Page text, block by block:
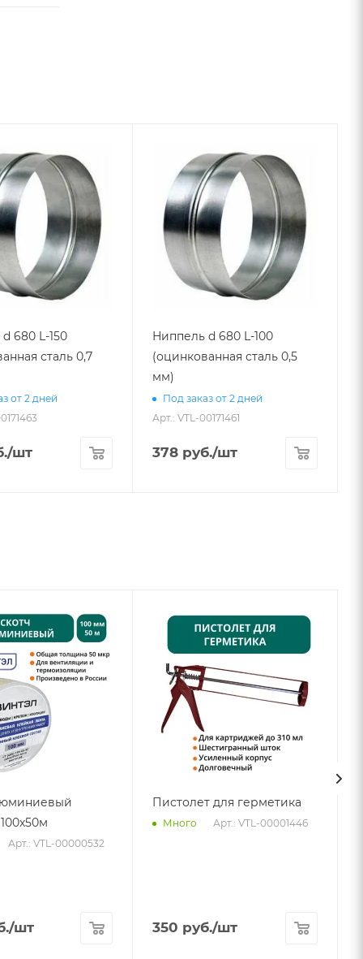
680 L-150
сталь 0,7
от 2 дней
/шт
Ниппель d 680 L-100
(оцинкованная сталь 0,5
мм)
Под заказ от 2 дней
Арт.: VTL-00171461
378 руб./шт
Арт.: VTL-00000532
/шт
Пистолет для герметика
Много Арт.: VTL-00001446
350 руб./шт